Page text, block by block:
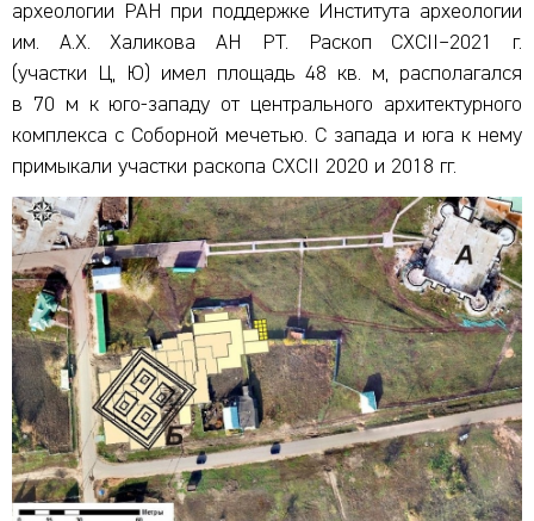
археологии РАН при поддержке Института археологии
им. А.Х. Халикова АН РТ. Раскоп CXCII­–2021 г.
(участки Ц, Ю) имел площадь 48 кв. м, располагался
в 70 м к юго-западу от центрального архитектурного
комплекса с Соборной мечетью. С запада и юга к нему
примыкали участки раскопа CXCII 2020 и 2018 гг.